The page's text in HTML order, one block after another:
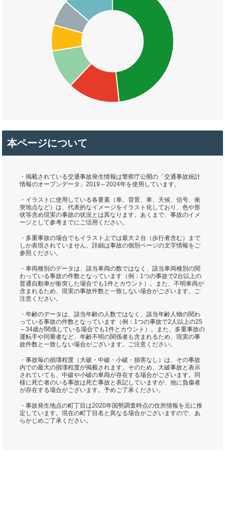
本ページについて
・掲載されている交通事故発生情報は警察庁公開の「交通事故統計
情報のオープンデータ」2019～2024年を使用しています。
・イラストに使用している各要素（車、背景、車、天候、信号、衝
突地点など）は、代表的なイメージをイラスト化しており、色や形
状等含め現実の事故の状況とは異なります。あくまで、事故のイメ
ージとして参考までにご活用ください。
・多重事故の場合でもイラスト上では最大２台（歩行者含む）まで
しか表現されていません。詳細は事故の個別ページの文字情報をご
参照ください。
・車両種別のデータは、該当車両の数ではなく、該当車両種別の関
わっている事故の件数となっています（例：1つの事故で2台以上の
普通自動車が衝突した場合でも1件とカウント）。また、不明車両が
含まれるため、現実の事故件数と一致しない場合がございます。ご
注意ください。
・年齢のデータは、該当年齢の人数ではなく、該当年齢人物の関わ
っている事故の件数となっています（例：1つの事故で2人以上の25
～34歳が関係している場合でも1件とカウント）。また、多重事故の
運転手や同乗者など、年齢不明の関係者も含まれるため、現実の事
故件数と一致しない場合がございます。ご注意ください。
・事故毎の損壊程度（大破・中破・小破・損害なし）は、その事故
内での最大の損壊程度が掲載されます。そのため、大破事故と表示
されていても、中破や小破の車両が存在する場合がございます。同
様に死亡者のいる事故は死亡事故と表記していますが、他に負傷者
が存在する場合がございます。予めご了承ください。
・事故発生地点の町丁目は2020年国勢調査時点の住所情報を元に推
定しています。現在の町丁目名と異なる場合がございますので、あ
らかじめご了承ください。